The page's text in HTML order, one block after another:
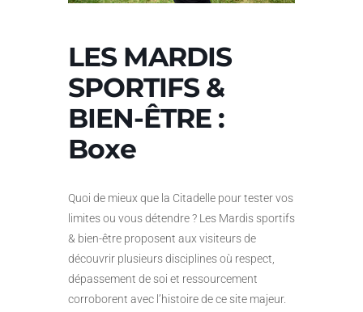
LES MARDIS
SPORTIFS &
BIEN-ÊTRE :
Boxe
Quoi de mieux que la Citadelle pour tester vos
limites ou vous détendre ? Les Mardis sportifs
& bien-être proposent aux visiteurs de
découvrir plusieurs disciplines où respect,
dépassement de soi et ressourcement
corroborent avec l’histoire de ce site majeur.